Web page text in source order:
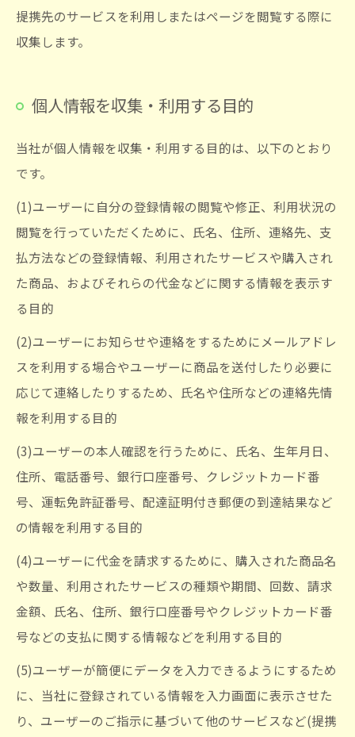
提携先のサービスを利用しまたはページを閲覧する際に
収集します。
個人情報を収集・利用する目的
当社が個人情報を収集・利用する目的は、以下のとおり
です。
(1)ユーザーに自分の登録情報の閲覧や修正、利用状況の
閲覧を行っていただくために、氏名、住所、連絡先、支
払方法などの登録情報、利用されたサービスや購入され
た商品、およびそれらの代金などに関する情報を表示す
る目的
(2)ユーザーにお知らせや連絡をするためにメールアドレ
スを利用する場合やユーザーに商品を送付したり必要に
応じて連絡したりするため、氏名や住所などの連絡先情
報を利用する目的
(3)ユーザーの本人確認を行うために、氏名、生年月日、
住所、電話番号、銀行口座番号、クレジットカード番
号、運転免許証番号、配達証明付き郵便の到達結果など
の情報を利用する目的
(4)ユーザーに代金を請求するために、購入された商品名
や数量、利用されたサービスの種類や期間、回数、請求
金額、氏名、住所、銀行口座番号やクレジットカード番
号などの支払に関する情報などを利用する目的
(5)ユーザーが簡便にデータを入力できるようにするため
に、当社に登録されている情報を入力画面に表示させた
り、ユーザーのご指示に基づいて他のサービスなど(提携